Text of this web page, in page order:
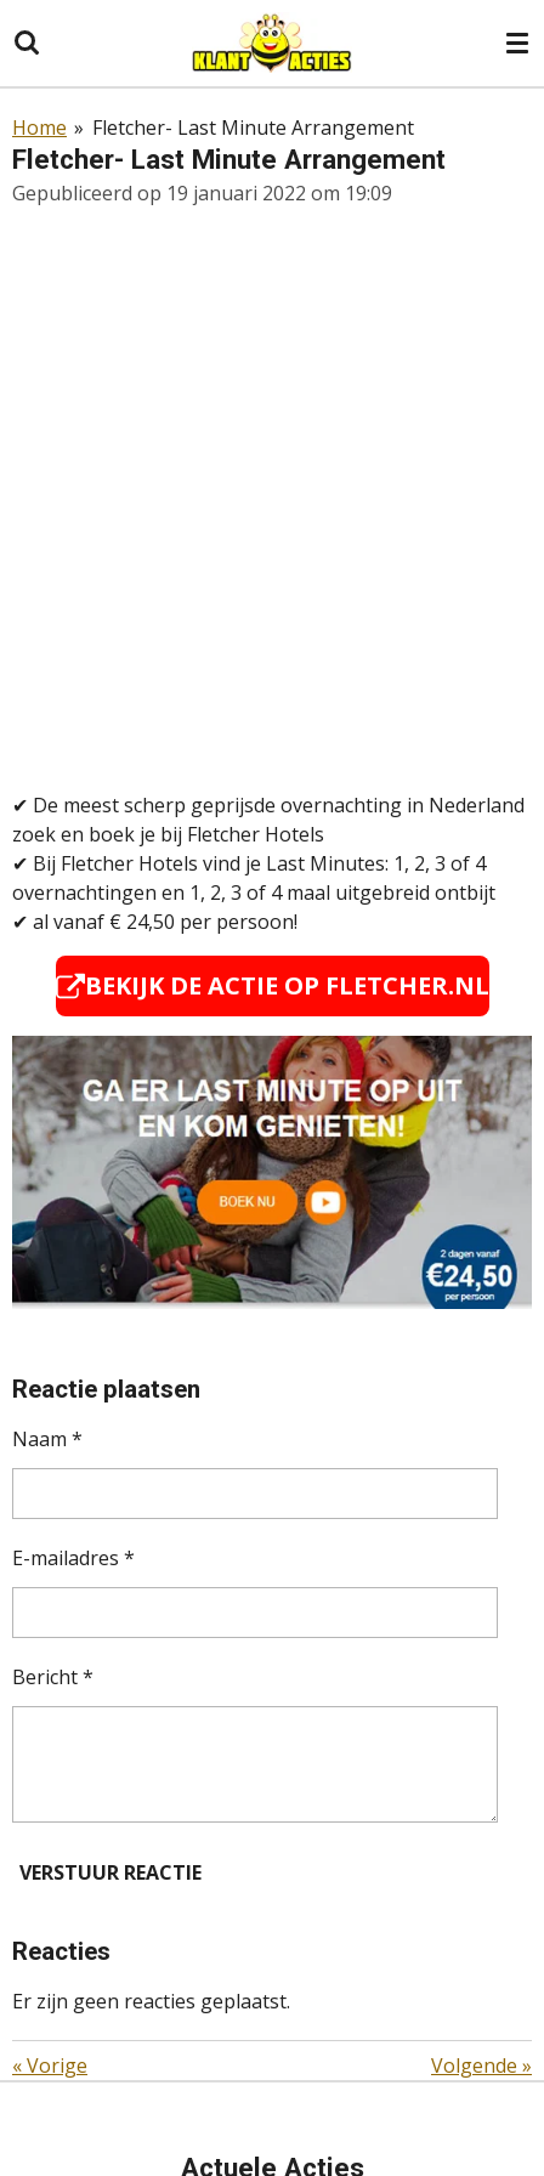
direct
naar
hoofdinhoud
Home » Fletcher- Last Minute Arrangement
Fletcher- Last Minute Arrangement
Gepubliceerd op 19 januari 2022 om 19:09
✔ De meest scherp geprijsde overnachting in Nederland
zoek en boek je bij Fletcher Hotels
✔ Bij Fletcher Hotels vind je Last Minutes: 1, 2, 3 of 4
overnachtingen en 1, 2, 3 of 4 maal uitgebreid ontbijt
✔ al vanaf € 24,50 per persoon!
BEKIJK DE ACTIE OP FLETCHER.NL
Reactie plaatsen
Naam *
E-mailadres *
Bericht *
VERSTUUR REACTIE
Reacties
Er zijn geen reacties geplaatst.
«Vorige Volgende »
Actuele Acties